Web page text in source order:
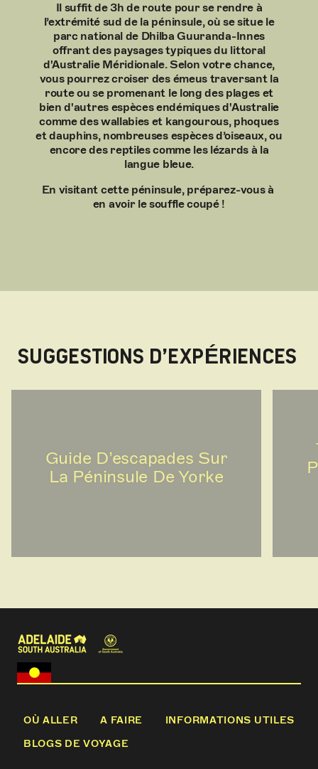
Il suffit de 3h de route pour se rendre à
l’extrémité sud de la péninsule, où se situe le
parc national de Dhilba Guuranda-Innes
offrant des paysages typiques du littoral
d'Australie Méridionale. Selon votre chance,
vous pourrez croiser des émeus traversant la
route ou se promenant le long des plages et
bien d'autres espèces endémiques d'Australie
comme des wallabies et kangourous, phoques
et dauphins, nombreuses espèces d’oiseaux, ou
encore des reptiles comme les lézards à la
langue bleue.
En visitant cette péninsule, préparez-vous à
en avoir le souffle coupé !
SUGGESTIONS D’EXPÉRIENCES
Guide D’escapades Sur
La Péninsule De Yorke
OÙ ALLER A FAIRE
INFORMATIONS UTILES
BLOGS DE VOYAGE